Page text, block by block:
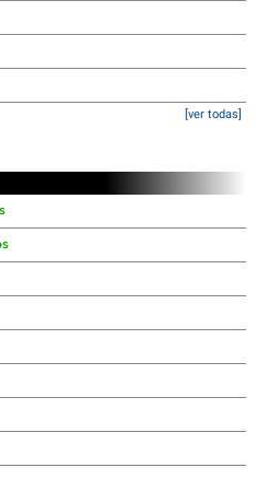
[ver todas]